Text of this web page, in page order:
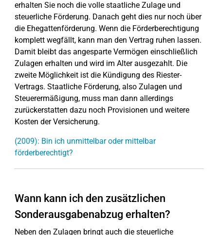
erhalten Sie noch die volle staatliche Zulage und
steuerliche Förderung. Danach geht dies nur noch über
die Ehegattenförderung. Wenn die Förderberechtigung
komplett wegfällt, kann man den Vertrag ruhen lassen.
Damit bleibt das angesparte Vermögen einschließlich
Zulagen erhalten und wird im Alter ausgezahlt. Die
zweite Möglichkeit ist die Kündigung des Riester-
Vertrags. Staatliche Förderung, also Zulagen und
Steuerermäßigung, muss man dann allerdings
zurückerstatten dazu noch Provisionen und weitere
Kosten der Versicherung.
(2009): Bin ich unmittelbar oder mittelbar
förderberechtigt?
Wann kann ich den zusätzlichen
Sonderausgabenabzug erhalten?
Neben den Zulagen bringt auch die steuerliche